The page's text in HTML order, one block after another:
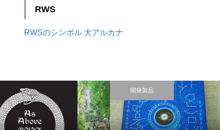
RWS
RWSのシンボル 大アルカナ
開発製品